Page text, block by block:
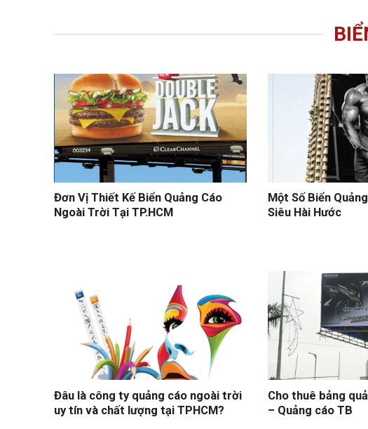
Đơn Vị Thiết Kế Biển Quảng Cáo
Ngoài Trời Tại TP.HCM
Một Số Biển
Siêu Hài Hước
Đâu là công ty quảng cáo ngoài trời
uy tín và chất lượng tại TPHCM?
Cho thuê bảng
– Quảng cáo TB